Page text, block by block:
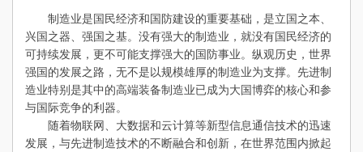
制造业是国民经济和国防建设的重要基础，是立国之本、
兴国之器、强国之基。没有强大的制造业，就没有国民经济的
可持续发展，更不可能支撑强大的国防事业。纵观历史，世界
强国的发展之路，无不是以规模雄厚的制造业为支撑。先进制
造业特别是其中的高端装备制造业已成为大国博弈的核心和参
与国际竞争的利器。
随着物联网、大数据和云计算等新型信息通信技术的迅速
发展，与先进制造技术的不断融合和创新，在世界范围内掀起